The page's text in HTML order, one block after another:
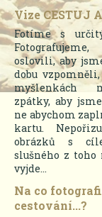
Vize CESTUJ
Fotíme s
oslovili, aby
dobu
myšlenkách
zpátky, aby
ne abychom
kartu.
obrázků s
slušného z toho
vyjde...
Na co
cestování...?